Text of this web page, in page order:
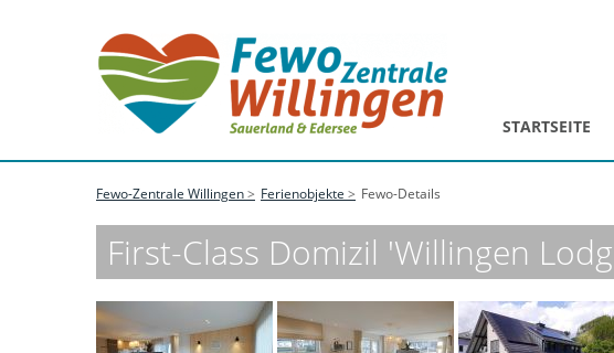
STARTSEITE
Fewo-Zentrale Willingen Ferienobjekte Fewo-Details
First-Class Domizil 'Willingen